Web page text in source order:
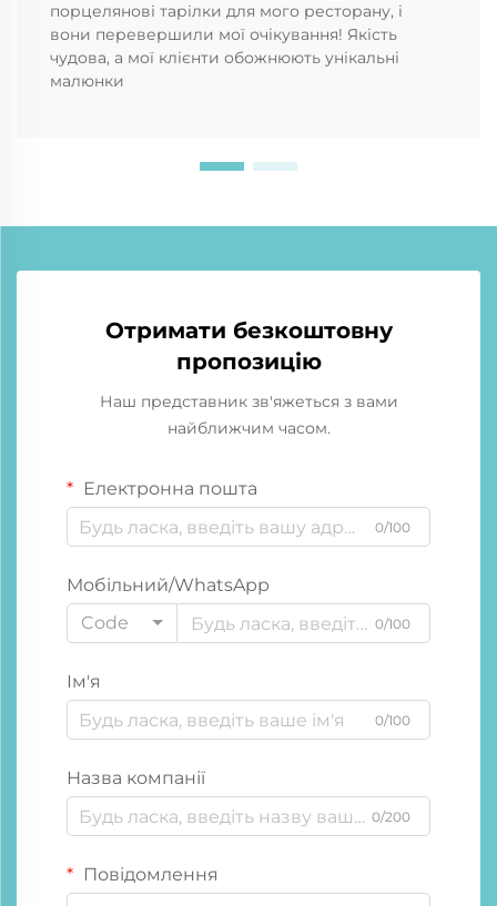
порцелянові тарілки для мого ресторану, і
вони перевершили мої очікування! Якість
чудова, а мої клієнти обожнюють унікальні
малюнки
Отримати безкоштовну
пропозицію
Наш представник зв'яжеться з вами
найближчим часом.
Електронна пошта
0/100
Мобільний/WhatsApp
Code
0/100
Ім'я
0/100
Назва компанії
0/200
Повідомлення